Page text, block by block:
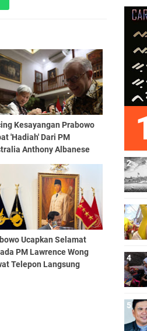
Kesayangan Prabowo
'Hadiah' Dari PM
Anthony Albanese
Ucapkan Selamat
PM Lawrence Wong
Telepon Langsung